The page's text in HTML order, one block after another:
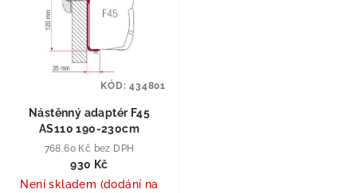
Nástěnný adaptér F45
AS110 190-230cm
768,60 Kč bez DPH
930 Kč
Není skladem (dodání na
KÓD:434801